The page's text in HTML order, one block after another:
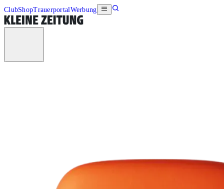
ClubShopTrauerportalWerbung